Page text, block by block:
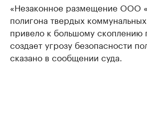
«Незаконное размещение ООО
полигона твердых
привело к большому скоплению
создает угрозу безопасности
сказано в сообщении суда.